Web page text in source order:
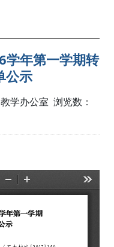
年第一学期转
公示
学办公室 浏览数：